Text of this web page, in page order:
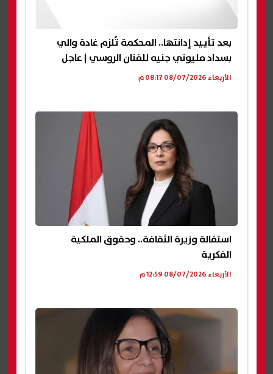
بعد تأييد إدانتها.. المحكمة تُلزم غادة والي
بسداد مليوني جنيه للفنان الروسي | عاجل
الأربعاء 08/07/2026 08:17 م
استقالة وزيرة الثقافة.. وحقوق الملكية
الفكرية
الأربعاء 08/07/2026 12:59 م